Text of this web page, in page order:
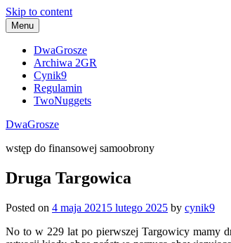
Skip to content
Menu
DwaGrosze
Archiwa 2GR
Cynik9
Regulamin
TwoNuggets
DwaGrosze
wstęp do finansowej samoobrony
Druga Targowica
Posted on 4 maja 2021 5 lutego 2025 by cynik9
No to w 229 lat po pierwszej Targowicy mamy